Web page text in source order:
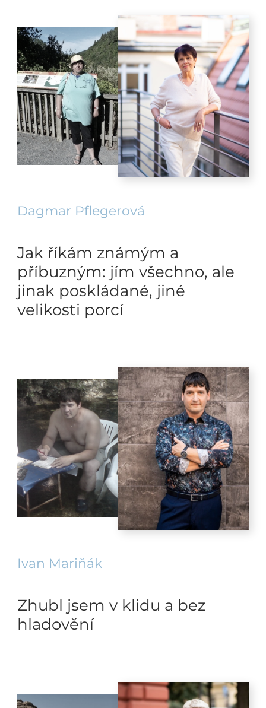
Dagmar Pflegerová
Jak říkám známým a
příbuzným: jím všechno, ale
jinak poskládané, jiné
velikosti porcí
Ivan Mariňák
Zhubl jsem v klidu a bez
hladovění